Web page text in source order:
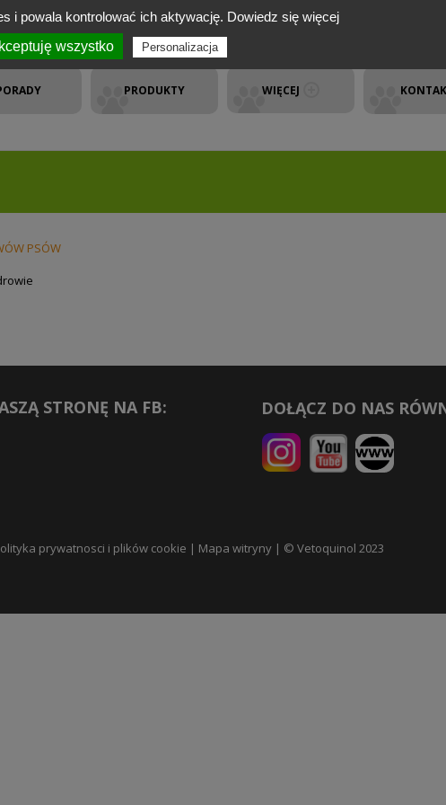
PRODUKTY WIĘCEJ
PSÓW
STRONĘ NA FB: DOŁĄCZ DO NAS
prywatnosci i plików cookie | Mapa witryny | © Vetoquinol 2023
i powala kontrolować ich aktywację. Dowiedz się więcej
wszystko
Personalizacja